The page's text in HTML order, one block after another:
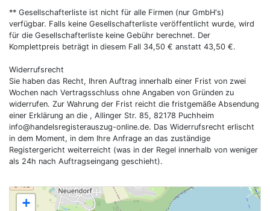
+
** Gesellschafterliste ist nicht für alle Firmen (nur GmbH's)
verfügbar. Falls keine Gesellschafterliste veröffentlicht wurde, wird
für die Gesellschafterliste keine Gebühr berechnet. Der
Komplettpreis beträgt in diesem Fall 34,50 € anstatt 43,50 €.
Widerrufsrecht
Sie haben das Recht, Ihren Auftrag innerhalb einer Frist von zwei
Wochen nach Vertragsschluss ohne Angaben von Gründen zu
widerrufen. Zur Wahrung der Frist reicht die fristgemäße Absendung
einer Erklärung an die , Allinger Str. 85, 82178 Puchheim
info@handelsregisterauszug-online.de. Das Widerrufsrecht erlischt
in dem Moment, in dem Ihre Anfrage an das zuständige
Registergericht weiterreicht (was in der Regel innerhalb von weniger
als 24h nach Auftragseingang geschieht).